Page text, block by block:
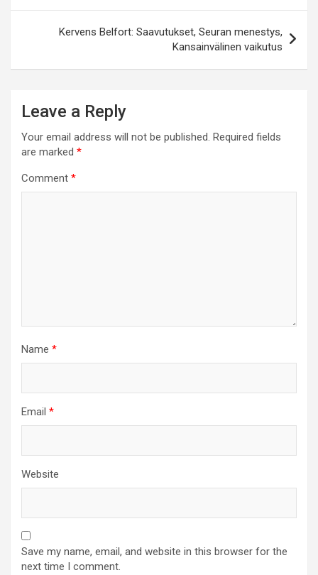
Kervens Belfort: Saavutukset, Seuran menestys,
Kansainvälinen vaikutus
Leave a Reply
Your email address will not be published. Required fields
are marked *
Comment *
Name *
Email *
Website
Save my name, email, and website in this browser for the
next time I comment.